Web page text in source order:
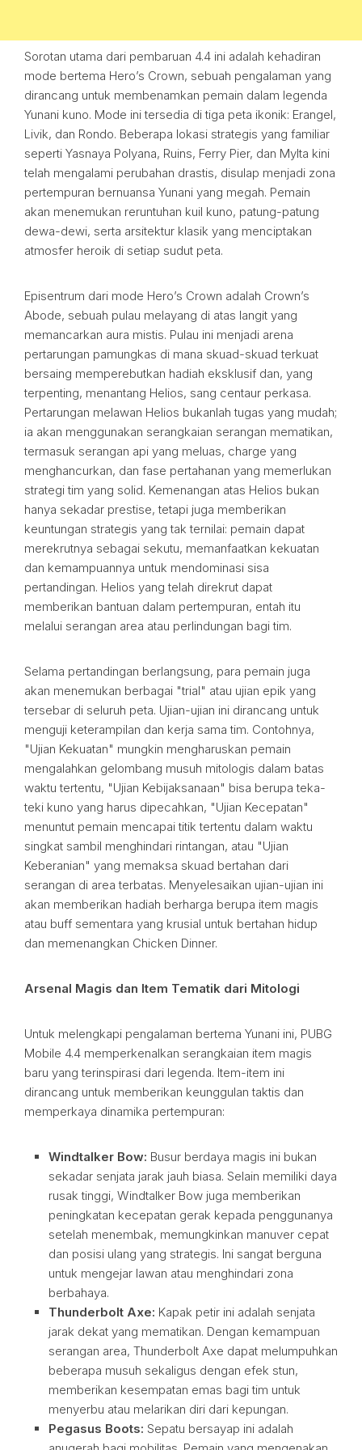
Sorotan utama dari pembaruan 4.4 ini adalah kehadiran
mode bertema Hero’s Crown, sebuah pengalaman yang
dirancang untuk membenamkan pemain dalam legenda
Yunani kuno. Mode ini tersedia di tiga peta ikonik: Erangel,
Livik, dan Rondo. Beberapa lokasi strategis yang familiar
seperti Yasnaya Polyana, Ruins, Ferry Pier, dan Mylta kini
telah mengalami perubahan drastis, disulap menjadi zona
pertempuran bernuansa Yunani yang megah. Pemain
akan menemukan reruntuhan kuil kuno, patung-patung
dewa-dewi, serta arsitektur klasik yang menciptakan
atmosfer heroik di setiap sudut peta.
Episentrum dari mode Hero’s Crown adalah Crown’s
Abode, sebuah pulau melayang di atas langit yang
memancarkan aura mistis. Pulau ini menjadi arena
pertarungan pamungkas di mana skuad-skuad terkuat
bersaing memperebutkan hadiah eksklusif dan, yang
terpenting, menantang Helios, sang centaur perkasa.
Pertarungan melawan Helios bukanlah tugas yang mudah;
ia akan menggunakan serangkaian serangan mematikan,
termasuk serangan api yang meluas, charge yang
menghancurkan, dan fase pertahanan yang memerlukan
strategi tim yang solid. Kemenangan atas Helios bukan
hanya sekadar prestise, tetapi juga memberikan
keuntungan strategis yang tak ternilai: pemain dapat
merekrutnya sebagai sekutu, memanfaatkan kekuatan
dan kemampuannya untuk mendominasi sisa
pertandingan. Helios yang telah direkrut dapat
memberikan bantuan dalam pertempuran, entah itu
melalui serangan area atau perlindungan bagi tim.
Selama pertandingan berlangsung, para pemain juga
akan menemukan berbagai "trial" atau ujian epik yang
tersebar di seluruh peta. Ujian-ujian ini dirancang untuk
menguji keterampilan dan kerja sama tim. Contohnya,
"Ujian Kekuatan" mungkin mengharuskan pemain
mengalahkan gelombang musuh mitologis dalam batas
waktu tertentu, "Ujian Kebijaksanaan" bisa berupa teka-
teki kuno yang harus dipecahkan, "Ujian Kecepatan"
menuntut pemain mencapai titik tertentu dalam waktu
singkat sambil menghindari rintangan, atau "Ujian
Keberanian" yang memaksa skuad bertahan dari
serangan di area terbatas. Menyelesaikan ujian-ujian ini
akan memberikan hadiah berharga berupa item magis
atau buff sementara yang krusial untuk bertahan hidup
dan memenangkan Chicken Dinner.
Arsenal Magis dan Item Tematik dari Mitologi
Untuk melengkapi pengalaman bertema Yunani ini, PUBG
Mobile 4.4 memperkenalkan serangkaian item magis
baru yang terinspirasi dari legenda. Item-item ini
dirancang untuk memberikan keunggulan taktis dan
memperkaya dinamika pertempuran:
Windtalker Bow: Busur berdaya magis ini bukan
sekadar senjata jarak jauh biasa. Selain memiliki daya
rusak tinggi, Windtalker Bow juga memberikan
peningkatan kecepatan gerak kepada penggunanya
setelah menembak, memungkinkan manuver cepat
dan posisi ulang yang strategis. Ini sangat berguna
untuk mengejar lawan atau menghindari zona
berbahaya.
Thunderbolt Axe: Kapak petir ini adalah senjata
jarak dekat yang mematikan. Dengan kemampuan
serangan area, Thunderbolt Axe dapat melumpuhkan
beberapa musuh sekaligus dengan efek stun,
memberikan kesempatan emas bagi tim untuk
menyerbu atau melarikan diri dari kepungan.
Pegasus Boots: Sepatu bersayap ini adalah